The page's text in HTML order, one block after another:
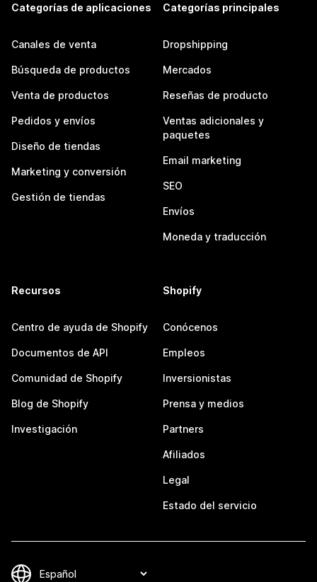
Categorías de aplicaciones
Canales de venta
Búsqueda de productos
Venta de productos
Pedidos y envíos
Diseño de tiendas
Marketing y conversión
Gestión de tiendas
Categorías principales
Dropshipping
Mercados
Reseñas de producto
Ventas adicionales y
paquetes
Email marketing
SEO
Envíos
Moneda y traducción
Recursos
Centro de ayuda de Shopify
Documentos de API
Comunidad de Shopify
Blog de Shopify
Investigación
Shopify
Conócenos
Empleos
Inversionistas
Prensa y medios
Partners
Afiliados
Legal
Estado del servicio